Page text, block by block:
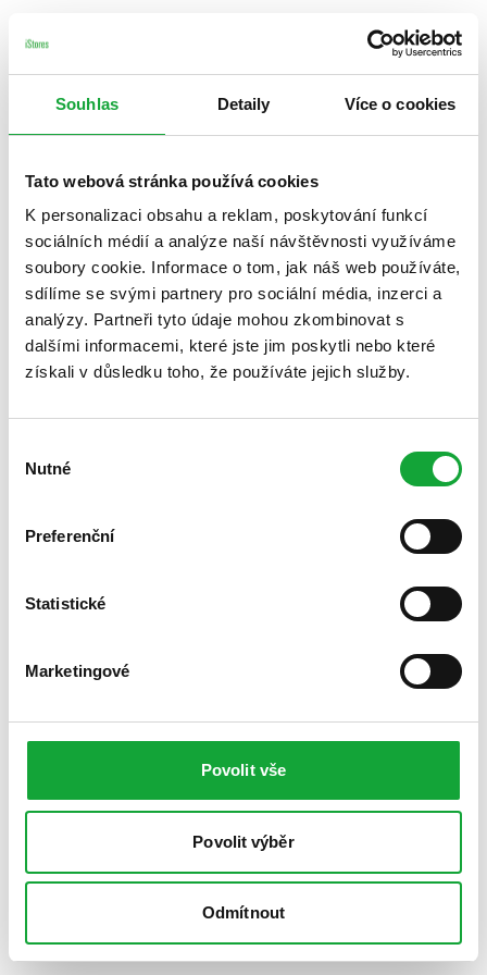
Souhlas Detaily Více o cookies
Tato webová stránka používá cookies
K personalizaci obsahu a reklam, poskytování funkcí
sociálních médií a analýze naší návštěvnosti využíváme
soubory cookie. Informace o tom, jak náš web používáte,
sdílíme se svými partnery pro sociální média, inzerci a
analýzy. Partneři tyto údaje mohou zkombinovat s
dalšími informacemi, které jste jim poskytli nebo které
získali v důsledku toho, že používáte jejich služby.
souhlasu
Nutné
Preferenční
Statistické
Marketingové
Povolit vše
Povolit výběr
Odmítnout